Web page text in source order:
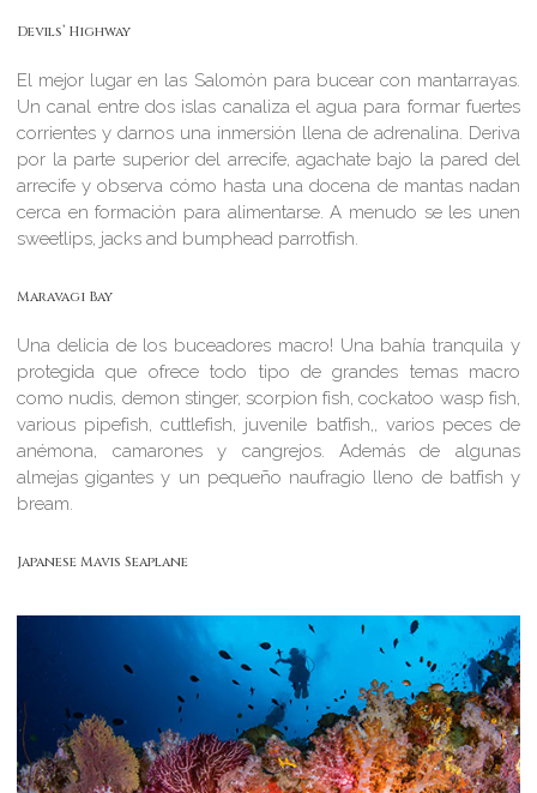
Devils’ Highway
El mejor lugar en las Salomón para bucear con mantarrayas.
Un canal entre dos islas canaliza el agua para formar fuertes
corrientes y darnos una inmersión llena de adrenalina. Deriva
por la parte superior del arrecife, agachate bajo la pared del
arrecife y observa cómo hasta una docena de mantas nadan
cerca en formación para alimentarse. A menudo se les unen
sweetlips, jacks and bumphead parrotfish.
Maravagi Bay
Una delicia de los buceadores macro! Una bahía tranquila y
protegida que ofrece todo tipo de grandes temas macro
como nudis, demon stinger, scorpion fish, cockatoo wasp fish,
various pipefish, cuttlefish, juvenile batfish,, varios peces de
anémona, camarones y cangrejos. Además de algunas
almejas gigantes y un pequeño naufragio lleno de batfish y
bream.
Japanese Mavis Seaplane